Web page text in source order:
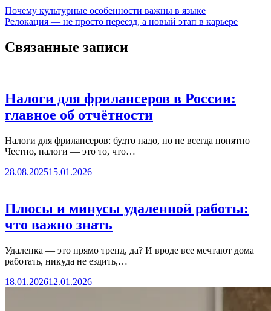
Почему культурные особенности важны в языке
Релокация — не просто переезд, а новый этап в карьере
Связанные записи
Налоги для фрилансеров в России:
главное об отчётности
Налоги для фрилансеров: будто надо, но не всегда понятно
Честно, налоги — это то, что…
28.08.202515.01.2026
Плюсы и минусы удаленной работы:
что важно знать
Удаленка — это прямо тренд, да? И вроде все мечтают дома
работать, никуда не ездить,…
18.01.202612.01.2026